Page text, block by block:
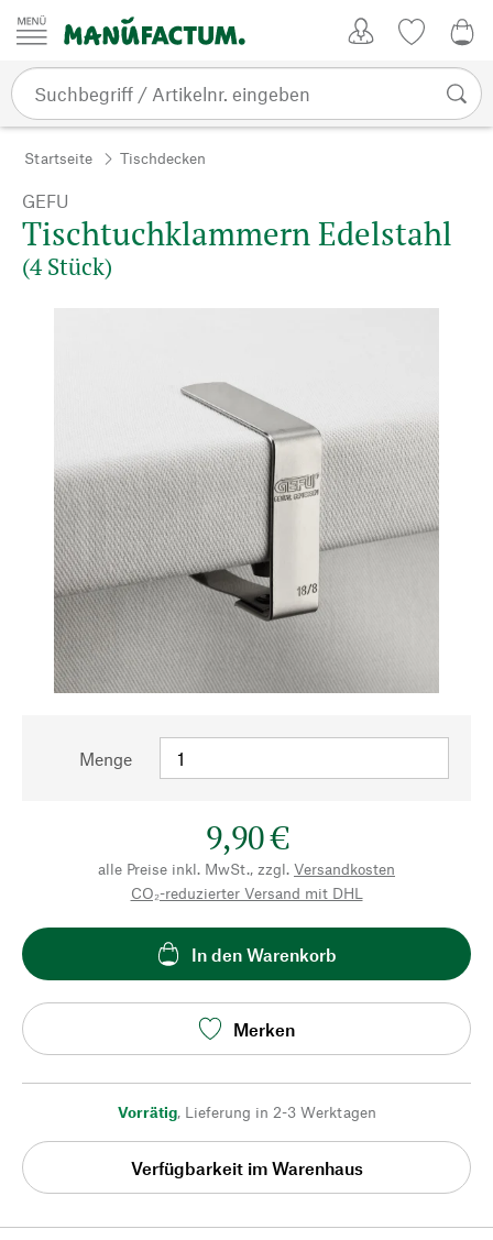
Zum Inhalt springen
Startseite Tischdecken
GEFU
Tischtuchklammern Edelstahl
(4 Stück)
Menge
9,90 €
alle Preise inkl. MwSt., zzgl. Versandkosten
CO₂-reduzierter Versand mit DHL
In den Warenkorb
Merken
Vorrätig, Lieferung in 2-3 Werktagen
Verfügbarkeit im Warenhaus